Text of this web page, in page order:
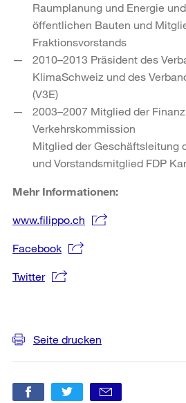
Raumplanung und Energie
öffentlichen Bauten und
Fraktionsvorstands
2010–2013 Präsident des
KlimaSchweiz und des
(V3E)
2003–2007 Mitglied der
Verkehrskommission
Mitglied der Geschäftsleitung
und Vorstandsmitglied FDP
Mehr Informationen:
www.filippo.ch
Facebook
Twitter
Seite drucken